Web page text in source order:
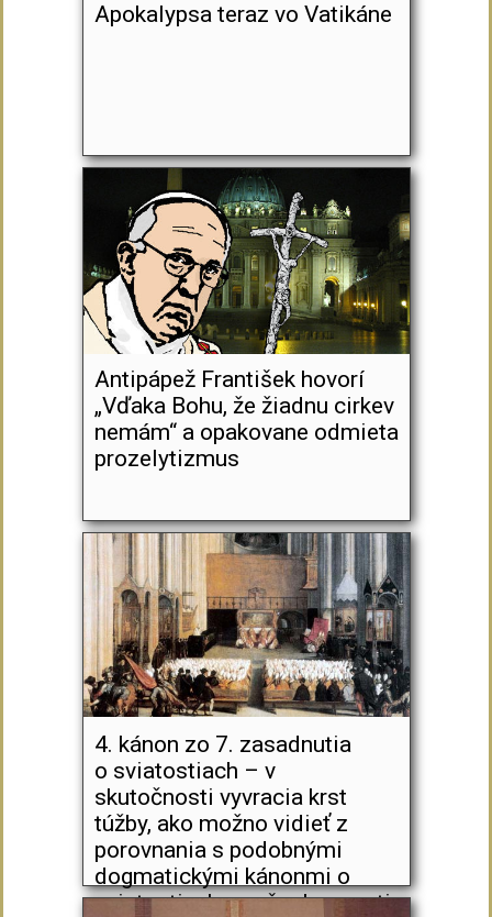
Apokalypsa teraz vo Vatikáne
Antipápež František hovorí
„Vďaka Bohu, že žiadnu cirkev
nemám“ a opakovane odmieta
prozelytizmus
4. kánon zo 7. zasadnutia
o sviatostiach – v
skutočnosti vyvracia krst
túžby, ako možno vidieť z
porovnania s podobnými
dogmatickými kánonmi o
sviatostiach vo všeobecnosti